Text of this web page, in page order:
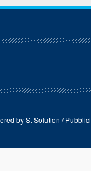
bySt Solution /